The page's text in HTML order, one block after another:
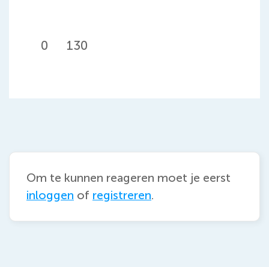
0
130
Om te kunnen reageren moet je eerst
inloggen of registreren.